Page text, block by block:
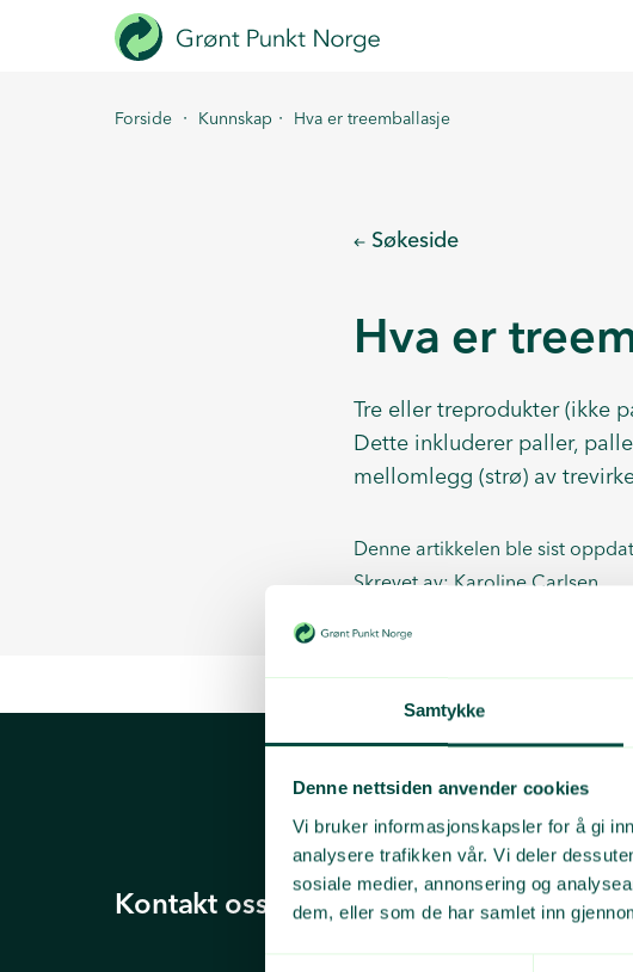
Samtykke
Denne nettsiden anvender cookies
Vi bruker informasjonskapsler for å gi
analysere trafikken vår. Vi deler
sosiale medier, annonsering og
dem, eller som de har samlet inn
Forside · Kunnskap · Hva er treemballasje
Søkeside
Hva er
Tre eller treprodukter (ikke
Dette inkluderer paller,
mellomlegg (strø) av
Denne artikkelen ble sist
Skrevet av: Karoline Carlsen
Kontakt oss